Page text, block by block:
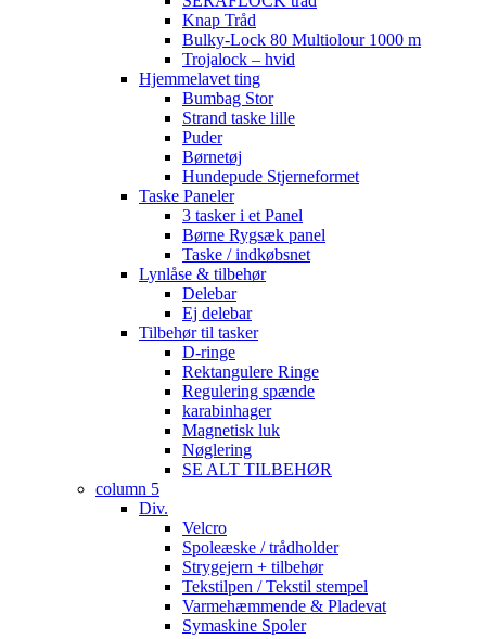
Knap Tråd
Bulky-Lock 80 Multiolour 1000 m
Trojalock – hvid
Hjemmelavet ting
Bumbag Stor
Strand taske lille
Puder
Børnetøj
Hundepude Stjerneformet
Taske Paneler
3 tasker i et Panel
Børne Rygsæk panel
Taske / indkøbsnet
Lynlåse & tilbehør
Delebar
Ej delebar
Tilbehør til tasker
D-ringe
Rektangulere Ringe
Regulering spænde
karabinhager
Magnetisk luk
Nøglering
SE ALT TILBEHØR
column 5
Div.
Velcro
Spoleæske / trådholder
Strygejern + tilbehør
Tekstilpen / Tekstil stempel
Varmehæmmende & Pladevat
Symaskine Spoler